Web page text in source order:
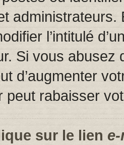
l’intitulé
Si vous
d’augmenter
peut rabaisser
sur le lien